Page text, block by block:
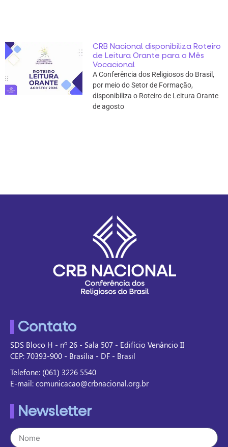
CRB Nacional disponibiliza Roteiro
de Leitura Orante para o Mês
Vocacional
A Conferência dos Religiosos do Brasil,
por meio do Setor de Formação,
disponibiliza o Roteiro de Leitura Orante
de agosto
Contato
SDS Bloco H - nº 26 - Sala 507 - Edifício Venâncio II
CEP: 70393-900 - Brasília - DF - Brasil
Telefone: (061) 3226 5540
E-mail: comunicacao@crbnacional.org.br
Newsletter